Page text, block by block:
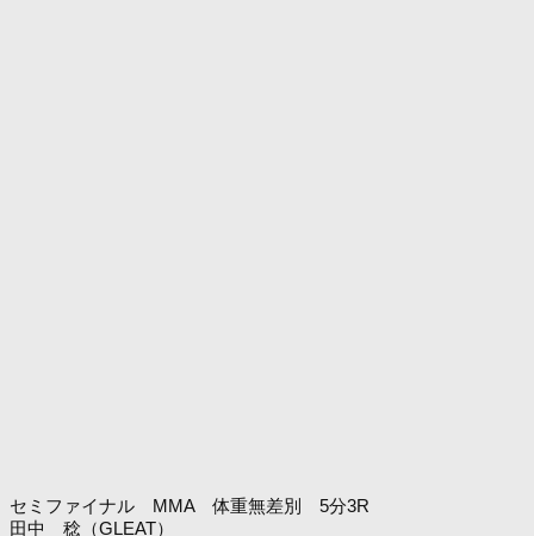
セミファイナル MMA 体重無差別 5分3R
田中 稔（GLEAT）